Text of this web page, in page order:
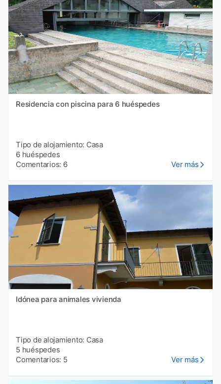
Residencia con piscina para 6 huéspedes
Tipo de alojamiento: Casa
6 huéspedes
Comentarios: 6
Ver más
Idónea para animales vivienda
Tipo de alojamiento: Casa
5 huéspedes
Comentarios: 5
Ver más